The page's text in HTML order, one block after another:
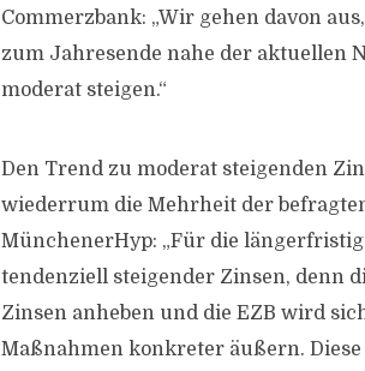
Commerzbank: „Wir gehen davon
zum Jahresende nahe der aktuellen
moderat steigen.“
Den Trend zu moderat steigenden
wiederrum die Mehrheit der
MünchenerHyp: „Für die
tendenziell steigender Zinsen, denn
Zinsen anheben und die EZB wird
Maßnahmen konkreter äußern.